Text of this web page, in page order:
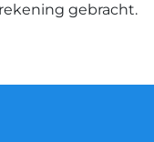
gebracht.